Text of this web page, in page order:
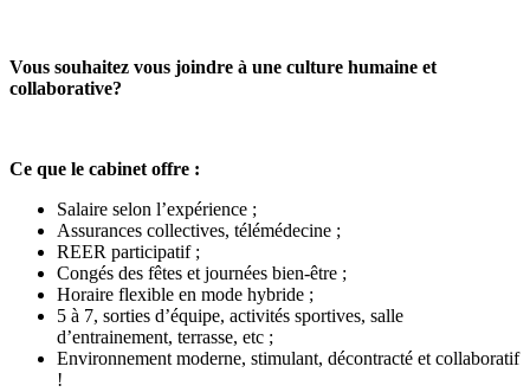
Vous souhaitez vous joindre à une culture humaine et
collaborative?
Ce que le cabinet offre :
Salaire selon l’expérience ;
Assurances collectives, télémédecine ;
REER participatif ;
Congés des fêtes et journées bien-être ;
Horaire flexible en mode hybride ;
5 à 7, sorties d’équipe, activités sportives, salle
d’entrainement, terrasse, etc ;
Environnement moderne, stimulant, décontracté et collaboratif
!